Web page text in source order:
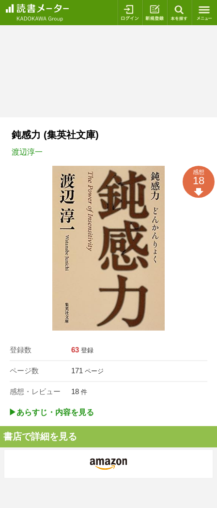
ログイン 新規登録
鈍感力 (集英社文庫)
渡辺淳一
登録数 63 登録
ページ数 171 ページ
感想・レビュー 18 件
感想
18
▶︎あらすじ・内容を見る
書店で詳細を見る